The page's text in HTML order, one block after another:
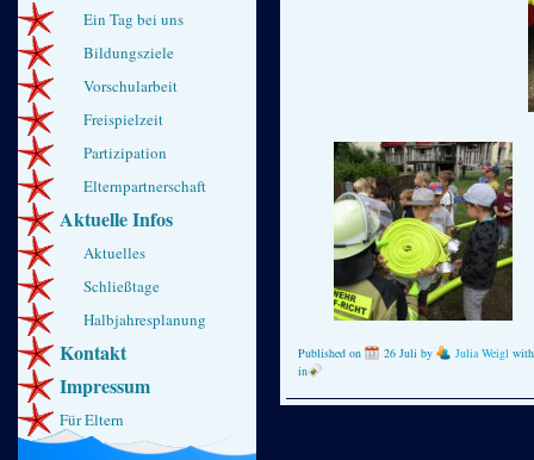
Published on 26 Juli by Julia Weigl
in
Ein Tag bei uns
Bildungsziele
Vorschularbeit
Freispielzeit
Partizipation
Elternpartnerschaft
Aktuelle Infos
Aktuelles
Schließtage
Halbjahresplanung
Kontakt
Impressum
Für Eltern